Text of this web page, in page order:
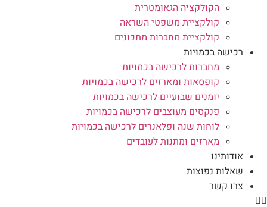
הקולקציה הגאומטרית
קולקציית משפטי השראה
קולקציית מחברות מתכונים
רכישה בכמויות
מחברות לרכישה בכמויות
קופסאות ומארזים לרכישה בכמויות
יומנים שבועיים לרכישה בכמויות
פנקסים מעוצבים לרכישה בכמויות
לוחות שנה ופלאנרים לרכישה בכמויות
מארזים ומתנות לעובדים
אודותינו
שאלות נפוצות
צרו קשר